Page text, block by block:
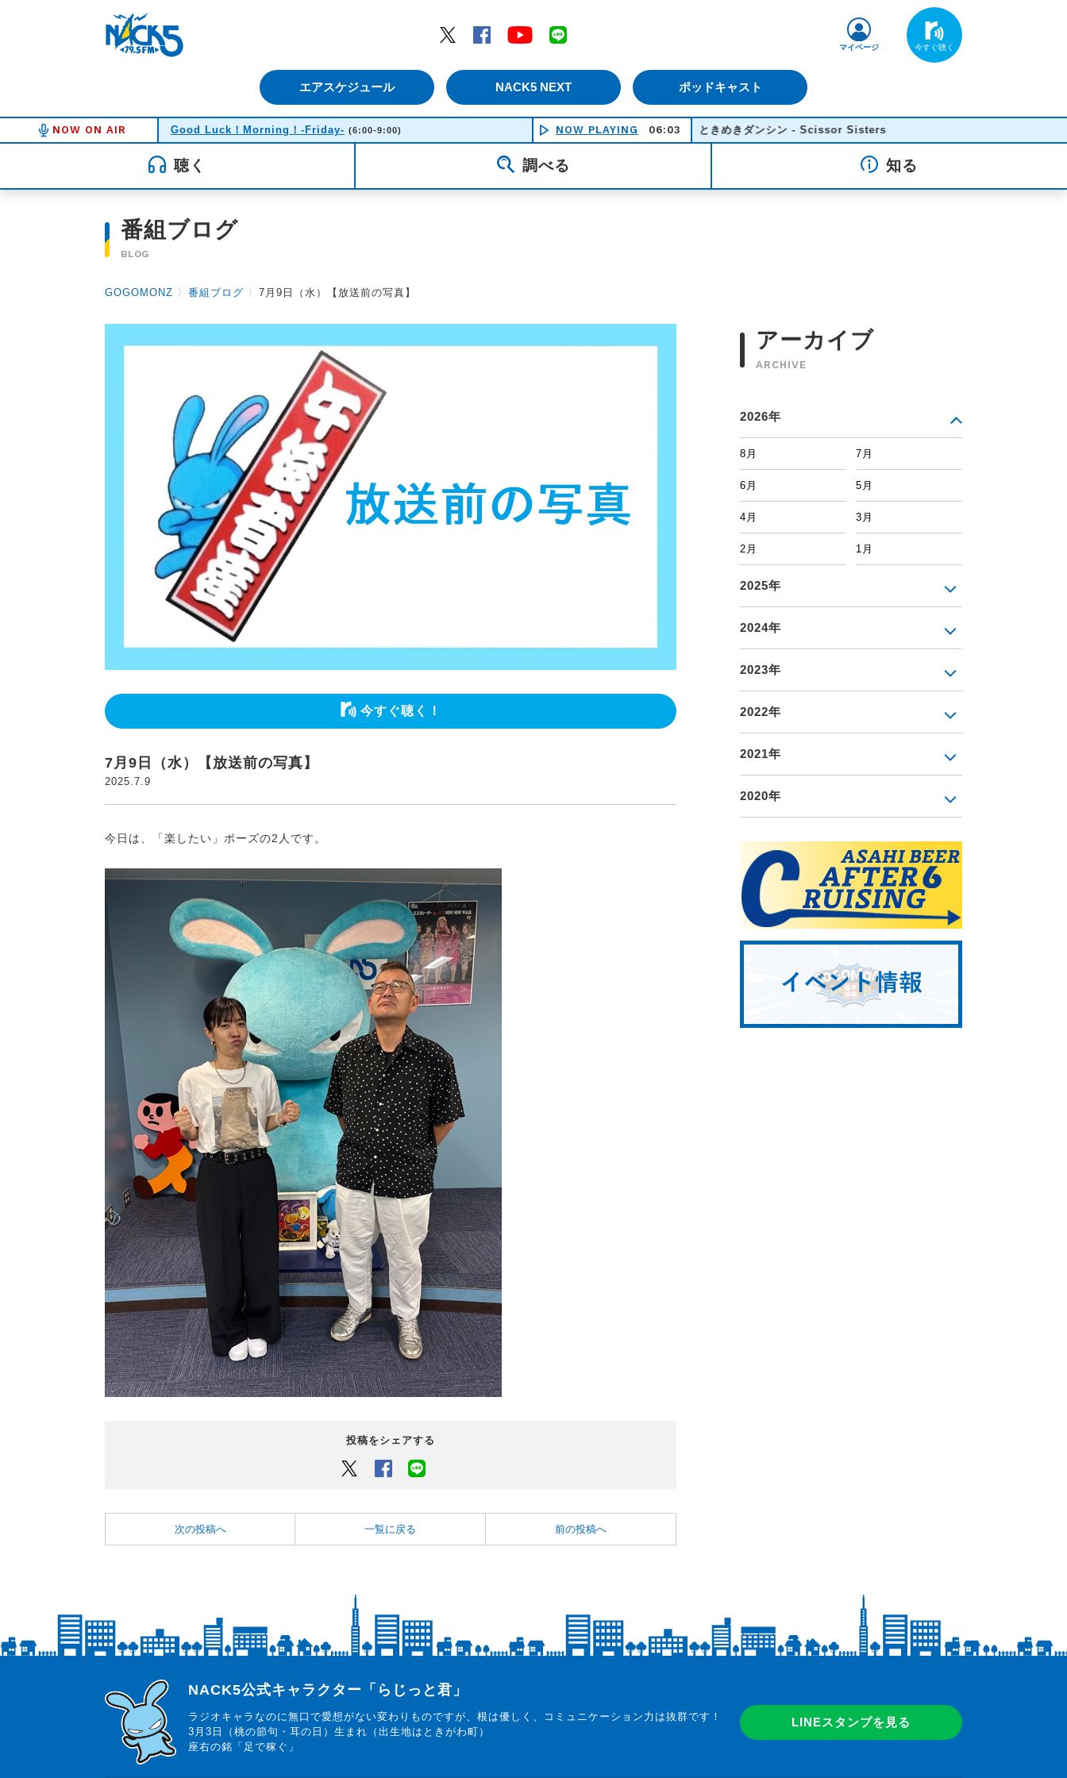
Twitter
Facebook YouTube
エアスケジュール NACK5 NEXT ポッドキャスト
マイページ
NOW ON AIR Good Luck！Morning！-Friday- (6:00-9:00) NOW PLAYING 06:03
ときめきダンシン - Scissor Sisters
聴く 調べる 知る
番組ブログ
BLOG
GOGOMONZ 〉 番組ブログ 〉 7月9日（水）【放送前の写真】
今すぐ聴く！
7月9日（水）【放送前の写真】
2025.7.9
今日は、「楽したい」ポーズの2人です。
投稿をシェアする
Twitter Facebook
次の投稿へ 一覧に戻る 前の投稿へ
アーカイブ
ARCHIVE
2026年
8月 7月
6月 5月
4月 3月
2月 1月
2025年
2024年
2023年
2022年
2021年
2020年
らじっと君
NACK5公式キャラクター「らじっと君」
ラジオキャラなのに無口で愛想がない変わりものですが、根は優しく、コミュニケーション力は抜群です！
3月3日（桃の節句・耳の日）生まれ（出生地はときがわ町）
座右の銘「足で稼ぐ」
LINEスタンプを見る